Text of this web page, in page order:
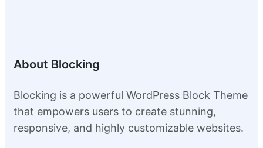
About Blocking
Blocking is a powerful WordPress Block Theme
that empowers users to create stunning,
responsive, and highly customizable websites.